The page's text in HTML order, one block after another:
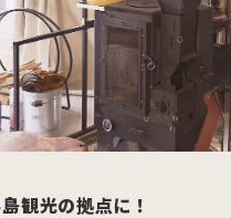
観光の拠点に！